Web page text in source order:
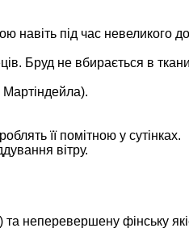
навіть під час невеликого
Бруд не вбирається в
Мартіндейла).
її помітною у сутінках.
вітру.
та неперевершену фінську